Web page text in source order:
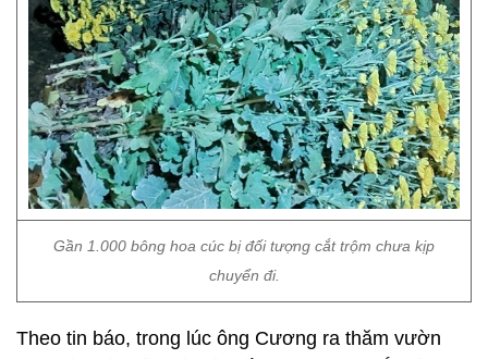
Gần 1.000 bông hoa cúc bị đối tượng cắt trộm chưa kịp
chuyển đi.
Theo tin báo, trong lúc ông Cương ra thăm vườn